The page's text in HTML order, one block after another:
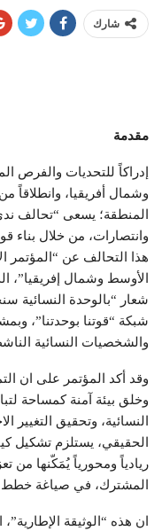
شارك
مقدمة
إدراكاً للتحديات والفرص
وشمال أفريقيا، وانطلاقاً
المنطقة؛ يسعى “تحالف
وانتصارات، من خلال بناء
هذا التحالف عن “المؤتمر
شعار “بالوحدة النسائية
شبكة “قوتنا بوحدتنا”،
والشخصيات النسائية
وقد أكد المؤتمر على ان
وخلق بيئة آمنة كمساحة
النسائية، وتحقيق التغيير
الحقيقي، يستلزم تشكيل
ريادياً ومحورياً يُمَكّنها من
المشترك، في صياغة خطط
ان هذه “الوثيقة الإطارية”،